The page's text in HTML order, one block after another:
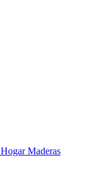
HogarMaderas